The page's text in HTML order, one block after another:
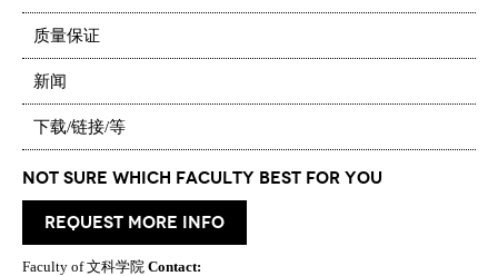
质量保证
新闻
下载/链接/等
Not Sure which Faculty best for you
request more info
Faculty of 文科学院 Contact: